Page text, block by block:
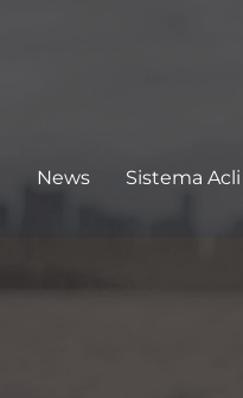
News Sistema Acli